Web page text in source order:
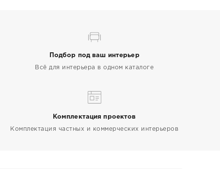
Подбор под ваш интерьер
Всё для интерьера в одном каталоге
Комплектация проектов
Комплектация частных и коммерческих интерьеров